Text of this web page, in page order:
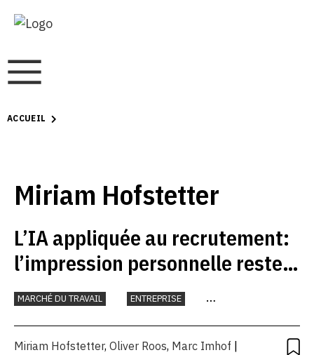
ACCUEIL
Miriam Hofstetter
L’IA appliquée au recrutement:
l’impression personnelle reste
décisive
MARCHÉ DU TRAVAIL
ENTREPRISE
Miriam Hofstetter, Oliver Roos, Marc Imhof